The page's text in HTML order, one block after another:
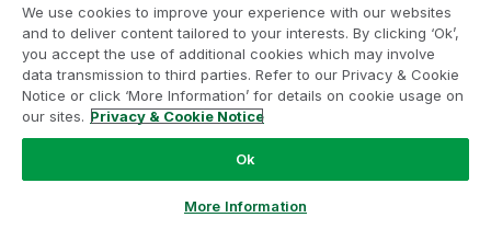
Legal Agreements
Product Terms
Do not share my info
We use cookies to improve your experience with our websites
and to deliver content tailored to your interests. By clicking ‘Ok’,
you accept the use of additional cookies which may involve
data transmission to third parties. Refer to our Privacy & Cookie
Notice or click ‘More Information’ for details on cookie usage on
our sites. Privacy & Cookie Notice
Ok
More Information